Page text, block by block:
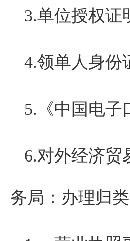
3.单位授权
4.领单人身
5.《中国电
6.对外经济贸
务局：办理归类